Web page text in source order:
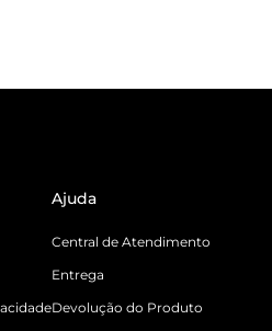
Ajuda
Central de Atendimento
Entrega
Devolução do Produto